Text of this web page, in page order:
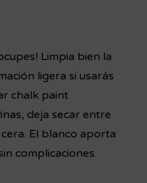
Limpia bien la
ligera si usarás
chalk paint
deja secar entre
El blanco aporta
complicaciones.